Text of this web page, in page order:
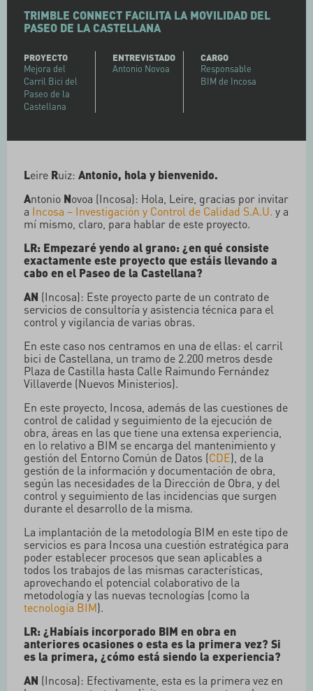
TRIMBLE CONNECT FACILITA LA MOVILIDAD DEL
PASEO DE LA CASTELLANA
PROYECTO
Mejora del
Carril Bici del
Paseo de la
Castellana
ENTREVISTADO
Antonio Novoa
CARGO
Responsable
BIM de Incosa
Leire Ruiz: Antonio, hola y bienvenido.
Antonio Novoa (Incosa): Hola, Leire, gracias por invitar
a Incosa – Investigación y Control de Calidad S.A.U. y a
mí mismo, claro, para hablar de este proyecto.
LR: Empezaré yendo al grano: ¿en qué consiste
exactamente este proyecto que estáis llevando a
cabo en el Paseo de la Castellana?
AN (Incosa): Este proyecto parte de un contrato de
servicios de consultoría y asistencia técnica para el
control y vigilancia de varias obras.
En este caso nos centramos en una de ellas: el carril
bici de Castellana, un tramo de 2.200 metros desde
Plaza de Castilla hasta Calle Raimundo Fernández
Villaverde (Nuevos Ministerios).
En este proyecto, Incosa, además de las cuestiones de
control de calidad y seguimiento de la ejecución de
obra, áreas en las que tiene una extensa experiencia,
en lo relativo a BIM se encarga del mantenimiento y
gestión del Entorno Común de Datos (CDE), de la
gestión de la información y documentación de obra,
según las necesidades de la Dirección de Obra, y del
control y seguimiento de las incidencias que surgen
durante el desarrollo de la misma.
La implantación de la metodología BIM en este tipo de
servicios es para Incosa una cuestión estratégica para
poder establecer procesos que sean aplicables a
todos los trabajos de las mismas características,
aprovechando el potencial colaborativo de la
metodología y las nuevas tecnologías (como la
tecnología BIM).
LR: ¿Habíais incorporado BIM en obra en
anteriores ocasiones o esta es la primera vez? Si
es la primera, ¿cómo está siendo la experiencia?
AN (Incosa): Efectivamente, esta es la primera vez en